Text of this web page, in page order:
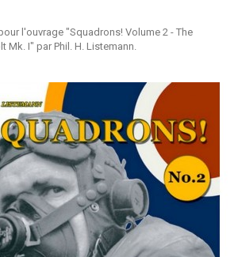
l'ouvrage "Squadrons! Volume 2 - The
Mk. I" par Phil. H. Listemann.